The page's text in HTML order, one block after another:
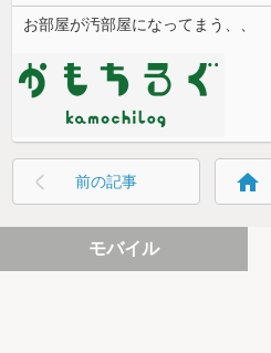
お部屋が汚部屋になってまう、、
前の記事 home
モバイル